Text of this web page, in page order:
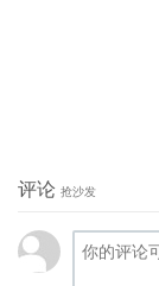
评论 抢沙发